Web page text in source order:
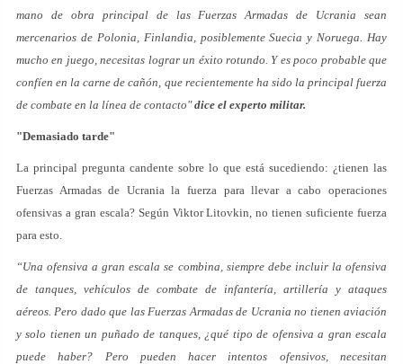
mano de obra principal de las Fuerzas Armadas de Ucrania sean
mercenarios de Polonia, Finlandia, posiblemente Suecia y Noruega. Hay
mucho en juego, necesitas lograr un éxito rotundo. Y es poco probable que
confíen en la carne de cañón, que recientemente ha sido la principal fuerza
de combate en la línea de contacto"dice el experto militar.
"Demasiado tarde"
La principal pregunta candente sobre lo que está sucediendo: ¿tienen las
Fuerzas Armadas de Ucrania la fuerza para llevar a cabo operaciones
ofensivas a gran escala? Según Viktor Litovkin, no tienen suficiente fuerza
para esto.
“Una ofensiva a gran escala se combina, siempre debe incluir la ofensiva
de tanques, vehículos de combate de infantería, artillería y ataques
aéreos. Pero dado que las Fuerzas Armadas de Ucrania no tienen aviación
y solo tienen un puñado de tanques, ¿qué tipo de ofensiva a gran escala
puede haber? Pero pueden hacer intentos ofensivos, necesitan